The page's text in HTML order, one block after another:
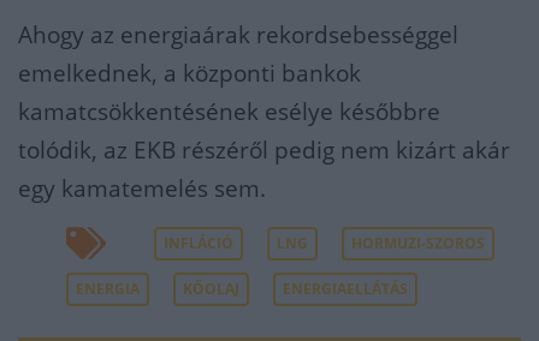
Ahogy az energiaárak rekordsebességgel
emelkednek, a központi bankok
kamatcsökkentésének esélye későbbre
tolódik, az EKB részéről pedig nem kizárt akár
egy kamatemelés sem.
INFLÁCIÓ LNG HORMUZI-SZOROS
ENERGIA KŐOLAJ ENERGIAELLÁTÁS